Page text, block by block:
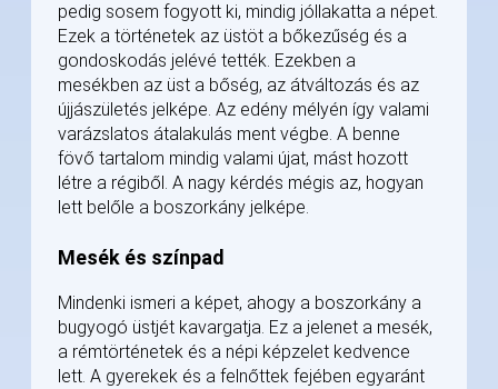
pedig sosem fogyott ki, mindig jóllakatta a népet.
Ezek a történetek az üstöt a bőkezűség és a
gondoskodás jelévé tették. Ezekben a
mesékben az üst a bőség, az átváltozás és az
újjászületés jelképe. Az edény mélyén így valami
varázslatos átalakulás ment végbe. A benne
fövő tartalom mindig valami újat, mást hozott
létre a régiből. A nagy kérdés mégis az, hogyan
lett belőle a boszorkány jelképe.
Mesék és színpad
Mindenki ismeri a képet, ahogy a boszorkány a
bugyogó üstjét kavargatja. Ez a jelenet a mesék,
a rémtörténetek és a népi képzelet kedvence
lett. A gyerekek és a felnőttek fejében egyaránt